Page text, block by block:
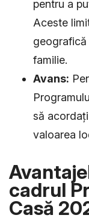
pentru a
Aceste
geografică
familie.
Avans:
să
valoarea
cadrul
Casă